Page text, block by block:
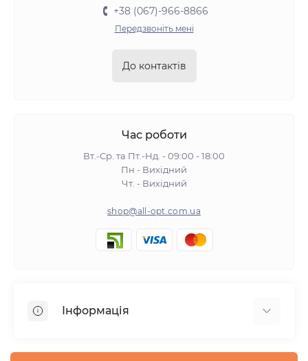
+38 (067)-966-8866
Передзвоніть мені
До контактів
Час роботи
Вт.-Ср. та Пт.-Нд. - 09:00 - 18:00
Пн - Вихідний
Чт. - Вихідний
shop@all-opt.com.ua
Інформація